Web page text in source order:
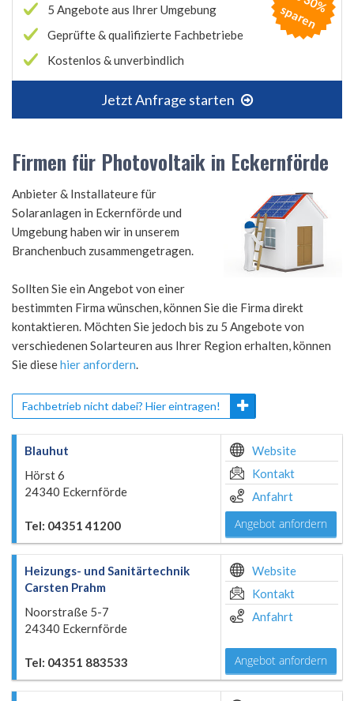
5 Angebote aus Ihrer Umgebung
Geprüfte & qualifizierte Fachbetriebe
Kostenlos & unverbindlich
Jetzt Anfrage starten
s
n
Firmen für Photovoltaik in Eckernförde
Anbieter & Installateure für
Solaranlagen in Eckernförde und
Umgebung haben wir in unserem
Branchenbuch zusammengetragen.
Sollten Sie ein Angebot von einer
bestimmten Firma wünschen, können Sie die Firma direkt
kontaktieren. Möchten Sie jedoch bis zu 5 Angebote von
verschiedenen Solarteuren aus Ihrer Region erhalten, können
Sie diesehier anfordern.
Fachbetrieb nicht dabei? Hier eintragen!
Blauhut
Hörst 6
24340 Eckernförde
Tel: 04351 41200
Website
Kontakt
Anfahrt
Angebot anfordern
Heizungs- und Sanitärtechnik
Carsten Prahm
Noorstraße 5-7
24340 Eckernförde
Tel: 04351 883533
Website
Kontakt
Anfahrt
Angebot anfordern